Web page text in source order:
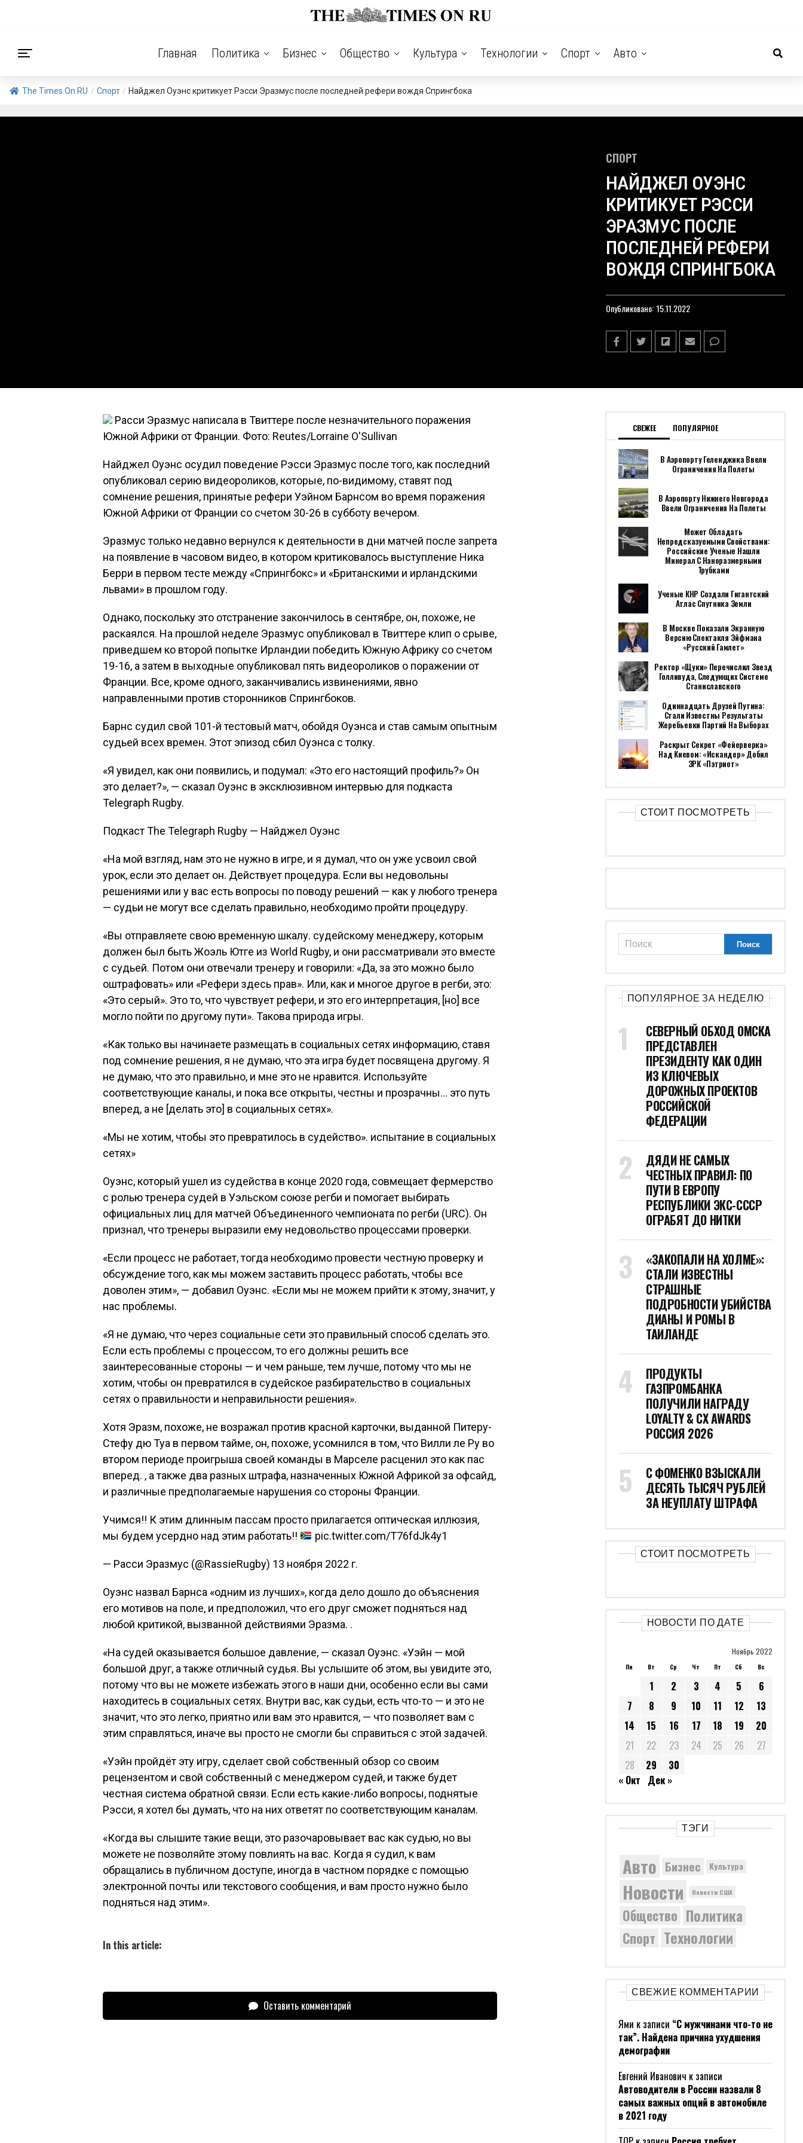
Главная Политика Бизнес Общество Культура Технологии Спорт Авто
The Times On RU / Спорт / Найджел Оуэнс критикует Рэсси Эразмус после последней рефери вождя Спрингбока
СПОРТ
НАЙДЖЕЛ ОУЭНС
КРИТИКУЕТ РЭССИ
ЭРАЗМУС ПОСЛЕ
ПОСЛЕДНЕЙ РЕФЕРИ
ВОЖДЯ СПРИНГБОКА
Опубликовано: 15.11.2022
Расси Эразмус написала в Твиттере после незначительного поражения
Южной Африки от Франции. Фото: Reutes/Lorraine O'Sullivan
Найджел Оуэнс осудил поведение Рэсси Эразмус после того, как последний
опубликовал серию видеороликов, которые, по-видимому, ставят под
сомнение решения, принятые рефери Уэйном Барнсом во время поражения
Южной Африки от Франции со счетом 30-26 в субботу вечером.
Эразмус только недавно вернулся к деятельности в дни матчей после запрета
на появление в часовом видео, в котором критиковалось выступление Ника
Берри в первом тесте между «Спрингбокс» и «Британскими и ирландскими
львами» в прошлом году.
Однако, поскольку это отстранение закончилось в сентябре, он, похоже, не
раскаялся. На прошлой неделе Эразмус опубликовал в Твиттере клип о срыве,
приведшем ко второй попытке Ирландии победить Южную Африку со счетом
19-16, а затем в выходные опубликовал пять видеороликов о поражении от
Франции. Все, кроме одного, заканчивались извинениями, явно
направленными против сторонников Спрингбоков.
Барнс судил свой 101-й тестовый матч, обойдя Оуэнса и став самым опытным
судьей всех времен. Этот эпизод сбил Оуэнса с толку.
«Я увидел, как они появились, и подумал: «Это его настоящий профиль?» Он
это делает?», — сказал Оуэнс в эксклюзивном интервью для подкаста
Telegraph Rugby.
Подкаст The Telegraph Rugby — Найджел Оуэнс
«На мой взгляд, нам это не нужно в игре, и я думал, что он уже усвоил свой
урок, если это делает он. Действует процедура. Если вы недовольны
решениями или у вас есть вопросы по поводу решений — как у любого тренера
— судьи не могут все сделать правильно, необходимо пройти процедуру.
«Вы отправляете свою временную шкалу. судейскому менеджеру, которым
должен был быть Жоэль Ютге из World Rugby, и они рассматривали это вместе
с судьей. Потом они отвечали тренеру и говорили: «Да, за это можно было
оштрафовать» или «Рефери здесь прав». Или, как и многое другое в регби, это:
«Это серый». Это то, что чувствует рефери, и это его интерпретация, [но] все
могло пойти по другому пути». Такова природа игры.
«Как только вы начинаете размещать в социальных сетях информацию, ставя
под сомнение решения, я не думаю, что эта игра будет посвящена другому. Я
не думаю, что это правильно, и мне это не нравится. Используйте
соответствующие каналы, и пока все открыты, честны и прозрачны… это путь
вперед, а не [делать это] в социальных сетях».
«Мы не хотим, чтобы это превратилось в судейство». испытание в социальных
сетях»
Оуэнс, который ушел из судейства в конце 2020 года, совмещает фермерство
с ролью тренера судей в Уэльском союзе регби и помогает выбирать
официальных лиц для матчей Объединенного чемпионата по регби (URC). Он
признал, что тренеры выразили ему недовольство процессами проверки.
«Если процесс не работает, тогда необходимо провести честную проверку и
обсуждение того, как мы можем заставить процесс работать, чтобы все
доволен этим», — добавил Оуэнс. «Если мы не можем прийти к этому, значит, у
нас проблемы.
«Я не думаю, что через социальные сети это правильный способ сделать это.
Если есть проблемы с процессом, то его должны решить все
заинтересованные стороны — и чем раньше, тем лучше, потому что мы не
хотим, чтобы он превратился в судейское разбирательство в социальных
сетях о правильности и неправильности решения».
Хотя Эразм, похоже, не возражал против красной карточки, выданной Питеру-
Стефу дю Туа в первом тайме, он, похоже, усомнился в том, что Вилли ле Ру во
втором периоде проигрыша своей команды в Марселе расценил это как пас
вперед. , а также два разных штрафа, назначенных Южной Африкой за офсайд,
и различные предполагаемые нарушения со стороны Франции.
Учимся!! К этим длинным пассам просто прилагается оптическая иллюзия,
мы будем усердно над этим работать!!
pic.twitter.com/T76fdJk4y1
— Расси Эразмус (@RassieRugby) 13 ноября 2022 г.
Оуэнс назвал Барнса «одним из лучших», когда дело дошло до объяснения
его мотивов на поле, и предположил, что его друг сможет подняться над
любой критикой, вызванной действиями Эразма. .
«На судей оказывается большое давление, — сказал Оуэнс. «Уэйн — мой
большой друг, а также отличный судья. Вы услышите об этом, вы увидите это,
потому что вы не можете избежать этого в наши дни, особенно если вы сами
находитесь в социальных сетях. Внутри вас, как судьи, есть что-то — и это не
значит, что это легко, приятно или вам это нравится, — что позволяет вам с
этим справляться, иначе вы просто не смогли бы справиться с этой задачей.
«Уэйн пройдёт эту игру, сделает свой собственный обзор со своим
рецензентом и свой собственный с менеджером судей, и также будет
честная система обратной связи. Если есть какие-либо вопросы, поднятые
Рэсси, я хотел бы думать, что на них ответят по соответствующим каналам.
«Когда вы слышите такие вещи, это разочаровывает вас как судью, но вы
можете не позволяйте этому повлиять на вас. Когда я судил, к вам
обращались в публичном доступе, иногда в частном порядке с помощью
электронной почты или текстового сообщения, и вам просто нужно было
подняться над этим».
In this article:
Оставить комментарий
СВЕЖЕЕ ПОПУЛЯРНОЕ
В Аэропорту Геленджика Ввели
Ограничения На Полеты
В Аэропорту Нижнего Новгорода
Ввели Ограничения На Полеты
Может Обладать
Непредсказуемыми Свойствами:
Российские Ученые Нашли
Минерал С Наноразмерными
Трубками
Ученые КНР Создали Гигантский
Атлас Спутника Земли
В Москве Показали Экранную
Версию Спектакля Эйфмана
«Русский Гамлет»
Ректор «Щуки» Перечислил Звезд
Голливуда, Следующих Системе
Станиславского
Одиннадцать Друзей Путина:
Стали Известны Результаты
Жеребьевки Партий На Выборах
Раскрыт Секрет «фейерверка»
Над Киевом: «Искандер» Добил
ЗРК «Пэтриот»
СТОИТ ПОСМОТРЕТЬ
ПОПУЛЯРНОЕ ЗА НЕДЕЛЮ
СЕВЕРНЫЙ ОБХОД ОМСКА
ПРЕДСТАВЛЕН
ПРЕЗИДЕНТУ КАК ОДИН
ИЗ КЛЮЧЕВЫХ
ДОРОЖНЫХ ПРОЕКТОВ
РОССИЙСКОЙ
ФЕДЕРАЦИИ
ДЯДИ НЕ САМЫХ
ЧЕСТНЫХ ПРАВИЛ: ПО
ПУТИ В ЕВРОПУ
РЕСПУБЛИКИ ЭКС-СССР
ОГРАБЯТ ДО НИТКИ
«ЗАКОПАЛИ НА ХОЛМЕ»:
СТАЛИ ИЗВЕСТНЫ
СТРАШНЫЕ
ПОДРОБНОСТИ УБИЙСТВА
ДИАНЫ И РОМЫ В
ТАИЛАНДЕ
ПРОДУКТЫ
ГАЗПРОМБАНКА
ПОЛУЧИЛИ НАГРАДУ
LOYALTY & CX AWARDS
РОССИЯ 2026
С ФОМЕНКО ВЗЫСКАЛИ
ДЕСЯТЬ ТЫСЯЧ РУБЛЕЙ
ЗА НЕУПЛАТУ ШТРАФА
СТОИТ ПОСМОТРЕТЬ
НОВОСТИ ПО ДАТЕ
Ноябрь 2022
Пн Вт Ср Чт Пт Сб Вс
1 2 3 4 5
6
7
8 9 10 11 12
13
14
15 16 17 18 19
20
21
22 23 24 25 26
27
28
29
30
« Окт Дек »
ТЭГИ
Авто Бизнес Культура
Новости Новости США
Общество Политика
Спорт Технологии
СВЕЖИЕ КОММЕНТАРИИ
Ями к записи “С мужчинами что-то не
так”. Найдена причина ухудшения
демографии
Евгений Иванович к записи
Автоводители в России назвали 8
самых важных опций в автомобиле
в 2021 году